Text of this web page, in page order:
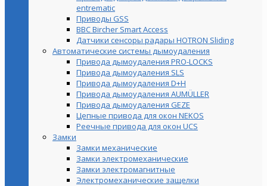
entrematic
Приводы GSS
BBC Bircher Smart Access
Датчики сенсоры радары HOTRON Sliding
Автоматические системы дымоудаления
Привода дымоудаления PRO-LOCKS
Привода дымоудаления SLS
Привода дымоудаления D+H
Привода дымоудаления AUMÜLLER
Привода дымоудаления GEZE
Цепные привода для окон NEKOS
Реечные привода для окон UСS
Замки
Замки механические
Замки электромеханические
Замки электромагнитные
Электромеханические защелки